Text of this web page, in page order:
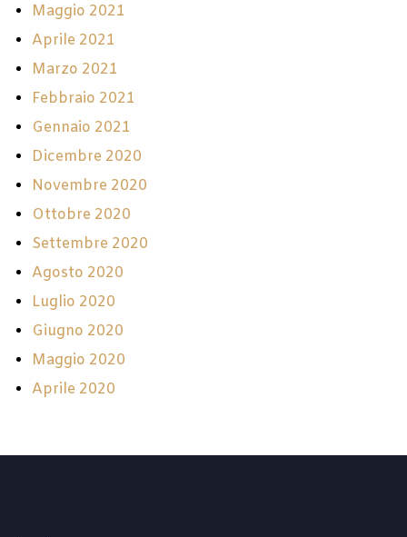
Maggio 2021
Aprile 2021
Marzo 2021
Febbraio 2021
Gennaio 2021
Dicembre 2020
Novembre 2020
Ottobre 2020
Settembre 2020
Agosto 2020
Luglio 2020
Giugno 2020
Maggio 2020
Aprile 2020